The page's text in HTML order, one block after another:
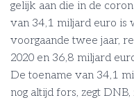
gelijk aan die in de
van 34,1 miljard euro is
voorgaande twee jaar,
2020 en 36,8 miljard
De toename van 34,1
nog altijd fors, zegt